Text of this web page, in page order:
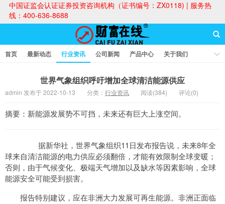
中国证监会认证证券投资咨询机构（证书编号：ZX0118) | 服务热
线：400-636-8688
首页 最新动态 行业资讯 公司新闻 产品中心
关于我们
世界气象组织呼吁增加全球清洁能源供应
admin 发布于 2022-10-13 分类： 行业资讯 阅读(384) 评论(0)
摘要：新能源发展势不可挡，未来还有巨大上涨空间。
据新华社，世界气象组织11日发布报告说，未来8年全
球来自清洁能源的电力供应必须翻倍，才能有效限制全球变暖；
否则，由于气候变化、极端天气增加以及缺水等因素影响，全球
能源安全可能受到损害。
报告特别建议，应在非洲大力发展可再生能源。非洲正面临